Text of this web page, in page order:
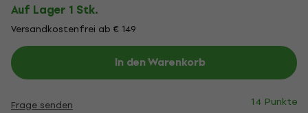
Auf Lager 1 Stk.
Versandkostenfrei ab € 149
In den Warenkorb
Frage senden 14 Punkte